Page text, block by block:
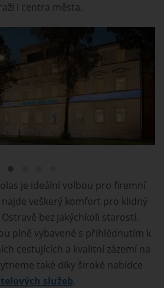
i centra města.
je ideální volbou pro firemní
veškerý komfort pro klidný
bez jakýchkoli starostí.
plně vybavené s přihlédnutím k
cestujících a kvalitní zázemí na
také díky široké nabídce
služeb.